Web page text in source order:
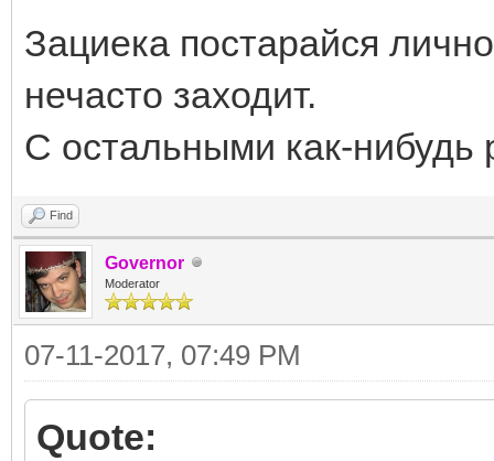
Зациека постарайся
нечасто заходит.
С остальными как-
Find
Governor
Moderator
07-11-2017, 07:49 PM
Quote: